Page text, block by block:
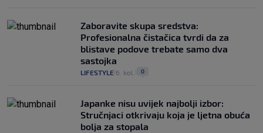
Zaboravite skupa sredstva:
Profesionalna čistačica tvrdi da za
blistave podove trebate samo dva
sastojka
LIFESTYLE 6. kol. 0
Japanke nisu uvijek najbolji izbor:
Stručnjaci otkrivaju koja je ljetna obuća
bolja za stopala